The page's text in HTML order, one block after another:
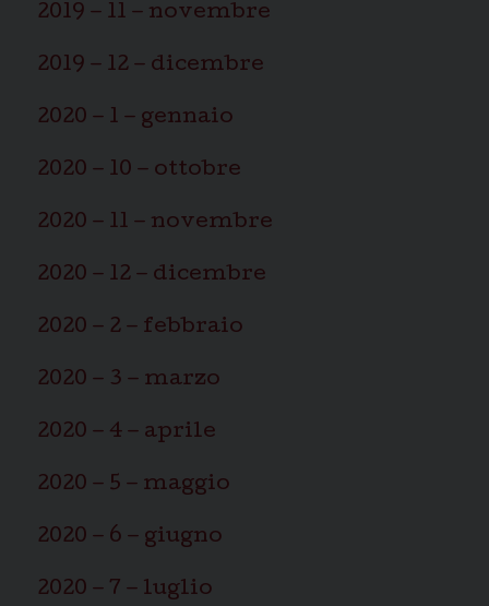
2019 – 11 – novembre
2019 – 12 – dicembre
2020 – 1 – gennaio
2020 – 10 – ottobre
2020 – 11 – novembre
2020 – 12 – dicembre
2020 – 2 – febbraio
2020 – 3 – marzo
2020 – 4 – aprile
2020 – 5 – maggio
2020 – 6 – giugno
2020 – 7 – luglio